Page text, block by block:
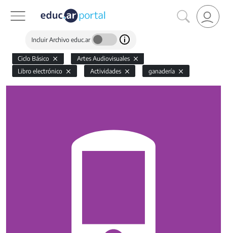
Incluir Archivo educ.ar
Ciclo Básico
Artes Audiovisuales
Libro electrónico
Actividades ganadería